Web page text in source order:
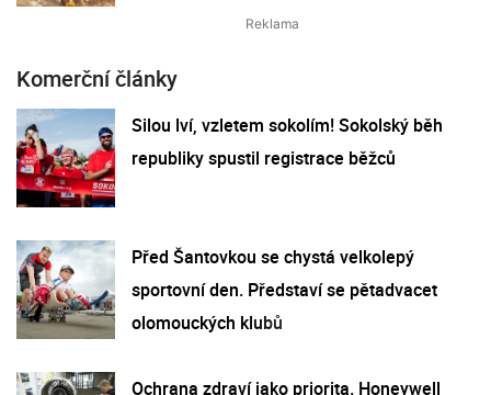
Komerční články
Silou lví, vzletem sokolím! Sokolský běh
republiky spustil registrace běžců
Před Šantovkou se chystá velkolepý
sportovní den. Představí se pětadvacet
olomouckých klubů
Ochrana zdraví jako priorita. Honeywell